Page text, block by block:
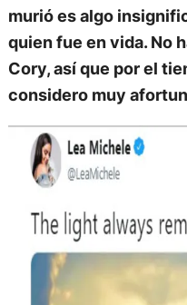
murió es algo
quien fue en vida. No
Cory, así que por el
considero muy